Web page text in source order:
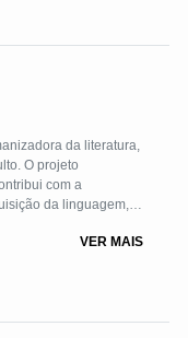
da literatura,
O projeto
com a
da linguagem,
VER MAIS